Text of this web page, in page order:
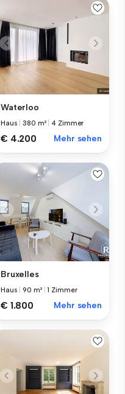
Waterloo
Haus |380 m² 4 Zimmer
€ 4.200 Mehr sehen
Bruxelles
Haus |90 m² |1 Zimmer
€ 1.800 Mehr sehen